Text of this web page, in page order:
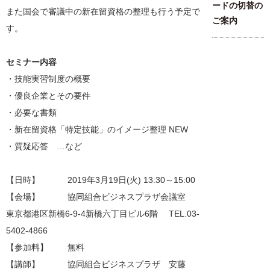
また国会で審議中の新在留資格の整理も行う予定で
す。
セミナー内容
・技能実習制度の概要
・優良企業とその要件
・必要な書類
・新在留資格「特定技能」のイメージ整理 NEW
・質疑応答 …など
【日時】 2019年3月19日(火) 13:30～15:00
【会場】 協同組合ビジネスプラザ会議室
東京都港区新橋6-9-4新橋六丁目ビル6階 TEL.03-
5402-4866
【参加料】 無料
【講師】 協同組合ビジネスプラザ 安藤
ードの切替の
ご案内